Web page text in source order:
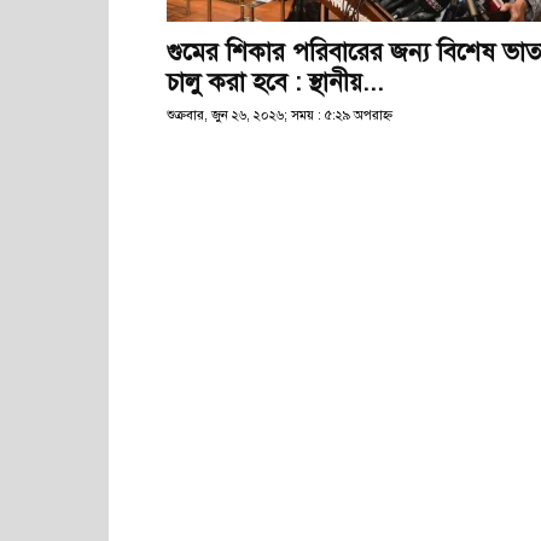
গুমের শিকার পরিবারের জন্য বিশেষ
চালু করা হবে : স্থানীয়...
শুক্রবার, জুন ২৬, ২০২৬; সময় : ৫:২৯ অপরাহ্ণ